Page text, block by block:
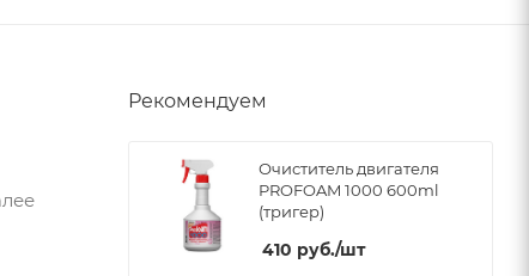
Рекомендуем
Очиститель двигателя
PROFOAM 1000 600ml
(тригер)
410 руб./шт